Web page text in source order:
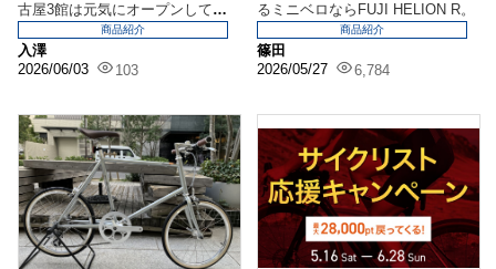
古屋3館は元気にオープンしてい
入澤
2026/06/03
103
商品紹介
るミニベロならFUJI HELION R。
篠田
2026/05/27
6,784
商品紹介